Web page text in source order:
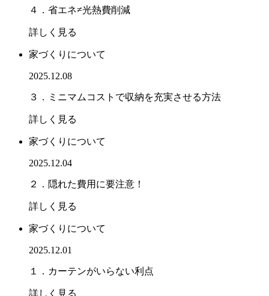
４．省エネ≠光熱費削減
詳しく見る
家づくりについて
2025.12.08
３．ミニマムコストで収納を充実させる方法
詳しく見る
家づくりについて
2025.12.04
２．隠れた費用に要注意！
詳しく見る
家づくりについて
2025.12.01
１．カーテンがいらない利点
詳しく見る